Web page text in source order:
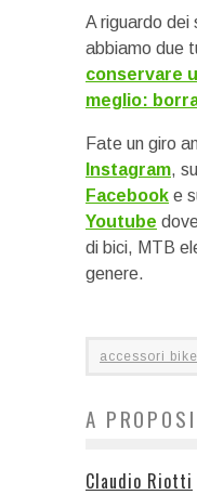
A riguardo dei
abbiamo due
conservare
meglio:
Fate un giro
Instagram,
Facebook e
Youtube
di bici, MTB
genere.
accessori
A
Claudio Riotti